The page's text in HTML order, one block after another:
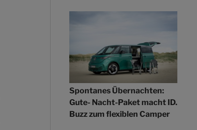
Spontanes Übernachten:
Gute- Nacht-Paket macht ID.
Buzz zum flexiblen Camper